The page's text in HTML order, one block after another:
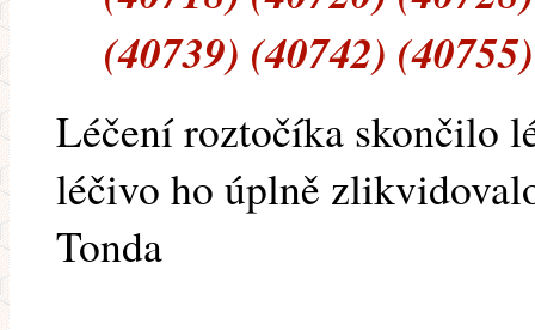
(40739) (40742)
Léčení roztočíka skončilo
léčivo ho úplně
Tonda